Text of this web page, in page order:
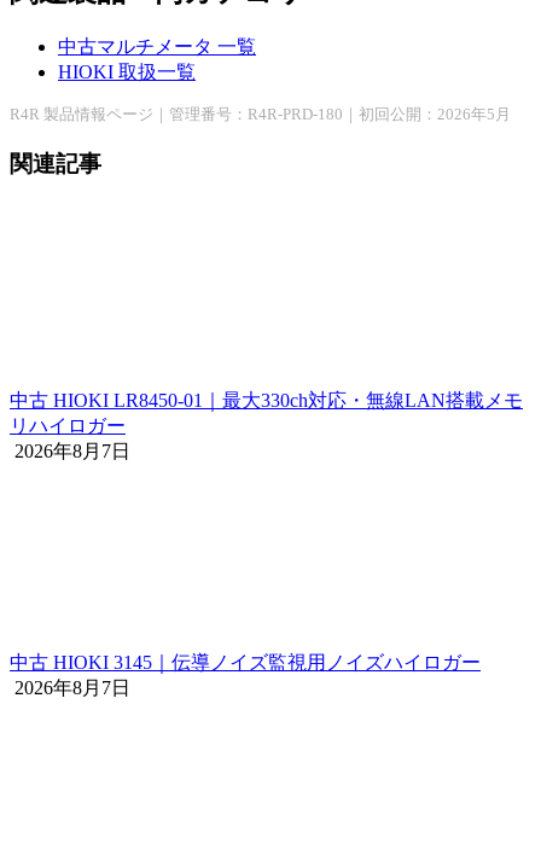
中古マルチメータ 一覧
HIOKI 取扱一覧
R4R 製品情報ページ｜管理番号：R4R-PRD-180｜初回公開：2026年5月
関連記事
中古 HIOKI LR8450-01｜最大330ch対応・無線LAN搭載メモ
リハイロガー
2026年8月7日
中古 HIOKI 3145｜伝導ノイズ監視用ノイズハイロガー
2026年8月7日